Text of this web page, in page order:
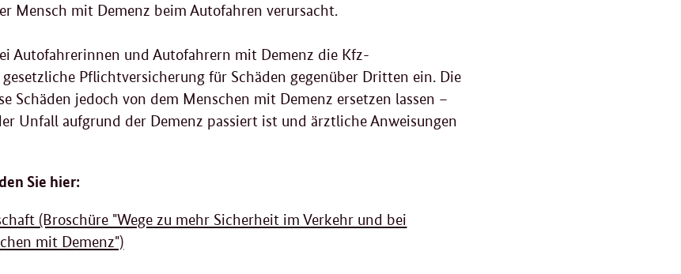
Mensch mit Demenz beim Autofahren verursacht.
Autofahrerinnen und Autofahrern mit Demenz die Kfz-
Pflichtversicherung für Schäden gegenüber Dritten ein. Die
Schäden jedoch von dem Menschen mit Demenz ersetzen lassen –
Unfall aufgrund der Demenz passiert ist und ärztliche Anweisungen
Sie hier:
(Broschüre "Wege zu mehr Sicherheit im Verkehr und bei
mit Demenz")